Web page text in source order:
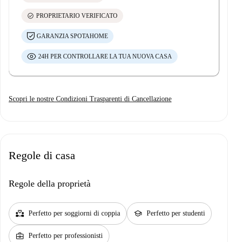
check_circle PROPRIETARIO VERIFICATO
GARANZIA SPOTAHOME
24H PER CONTROLLARE LA TUA NUOVA CASA
Scopri le nostre Condizioni Trasparenti di Cancellazione
Regole di casa
Regole della proprietà
partner_heart Perfetto per soggiorni di coppia school Perfetto per studenti
business_center Perfetto per professionisti